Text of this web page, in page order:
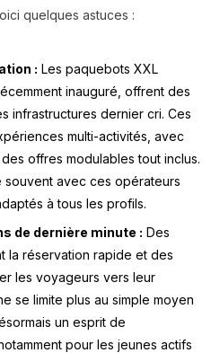
quelques astuces :
: Les paquebots XXL
inauguré, offrent des
infrastructures dernier cri. Ces
multi-activités, avec
offres modulables tout inclus.
souvent avec ces opérateurs
à tous les profils.
de dernière minute : Des
la réservation rapide et des
les voyageurs vers leur
se limite plus au simple moyen
un esprit de
pour les jeunes actifs